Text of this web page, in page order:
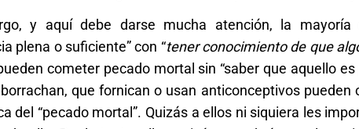
y aquí debe darse mucha atención, la
plena o suficiente” con “tener conocimiento de que
cometer pecado mortal sin “saber que aquello
que fornican o usan anticonceptivos
del “pecado mortal”. Quizás a ellos ni siquiera les